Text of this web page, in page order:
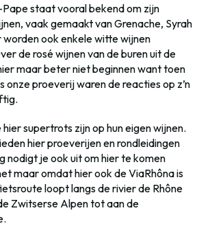
staat vooral bekend om zijn
vaak gemaakt van Grenache, Syrah
worden ook enkele witte wijnen
de rosé wijnen van de buren uit de
maar beter niet beginnen want toen
onze proeverij waren de reacties op z’n
supertrots zijn op hun eigen wijnen.
hier proeverijen en rondleidingen
nodigt je ook uit om hier te komen
maar omdat hier ook de ViaRhôna is
loopt langs de rivier de Rhône
Zwitserse Alpen tot aan de